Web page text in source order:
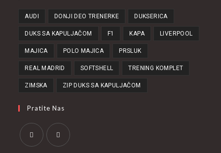
AUDI DONJI DEO TRENERKE DUKSERICA
DUKS SA KAPULJAČOM F1 KAPA LIVERPOOL
MAJICA POLO MAJICA PRSLUK
REAL MADRID SOFTSHELL TRENING KOMPLET
ZIMSKA ZIP DUKS SA KAPULJAČOM
Pratite Nas